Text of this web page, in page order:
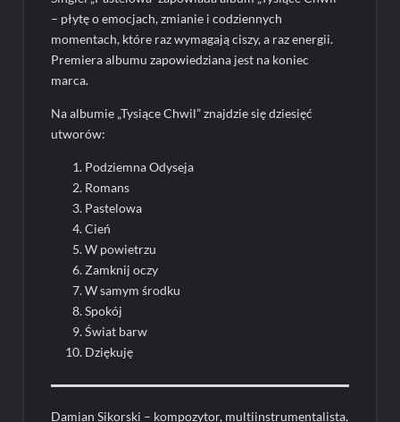
– płytę o emocjach, zmianie i codziennych
momentach, które raz wymagają ciszy, a raz energii.
Premiera albumu zapowiedziana jest na koniec
marca.
Na albumie „Tysiące Chwil” znajdzie się dziesięć
utworów:
Podziemna Odyseja
Romans
Pastelowa
Cień
W powietrzu
Zamknij oczy
W samym środku
Spokój
Świat barw
Dziękuję
Damian Sikorski – kompozytor, multiinstrumentalista,